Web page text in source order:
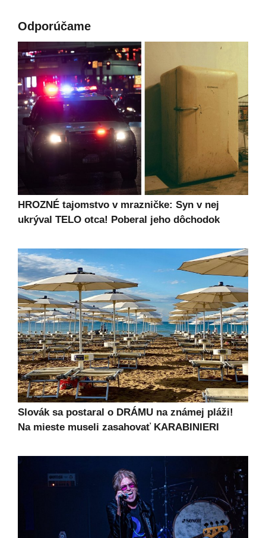
Odporúčame
HROZNÉ tajomstvo v mrazničke: Syn v nej
ukrýval TELO otca! Poberal jeho dôchodok
Slovák sa postaral o DRÁMU na známej pláži!
Na mieste museli zasahovať KARABINIERI